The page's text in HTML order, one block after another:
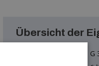
Übersicht der
G